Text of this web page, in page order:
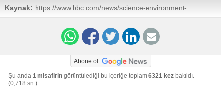
Kaynak: https://www.bbc.com/news/science-environment-
68673420
Abone ol
Şu anda 1 misafirin görüntülediği bu içeriğe toplam 6321 kez bakıldı.
(0,718 sn.)